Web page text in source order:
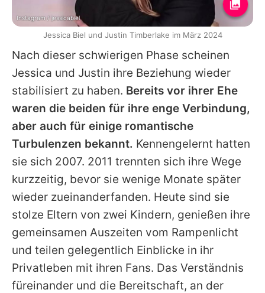
Nach dieser schwierigen Phase scheinen
Jessica und Justin ihre Beziehung wieder
stabilisiert zu haben. Bereits vor ihrer Ehe
waren die beiden für ihre enge Verbindung,
aber auch für einige romantische
Turbulenzen bekannt. Kennengelernt hatten
sie sich 2007. 2011 trennten sich ihre Wege
kurzzeitig, bevor sie wenige Monate später
wieder zueinanderfanden. Heute sind sie
stolze Eltern von zwei Kindern, genießen ihre
gemeinsamen Auszeiten vom Rampenlicht
und teilen gelegentlich Einblicke in ihr
Privatleben mit ihren Fans. Das Verständnis
füreinander und die Bereitschaft, an der
Instagram / jessicabiel
Jessica Biel und Justin Timberlake im März 2024